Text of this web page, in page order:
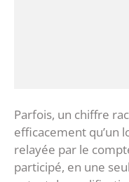
‎Parfois, un chiffre
efficacement qu’un
relayée par le
participé, en une